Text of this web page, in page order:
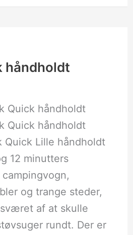
håndholdt
Quick håndholdt
Quick håndholdt
Quick Lille håndholdt
12 minutters
og trange steder,
af at skulle
rundt. Der er